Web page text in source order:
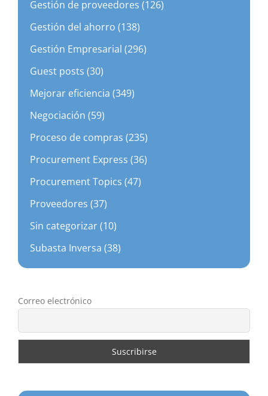
Gestión de proveedores (126)
Gestión del ahorro (138)
Gestión Empresarial (296)
Guest posts (30)
Mejorar eficiencia (349)
Negociación (59)
Proceso de compras (235)
Procurement Express (36)
Procurement Topics (47)
Proveedores (37)
Sin categorizar (10)
Subasta Inversa (38)
Correo electrónico